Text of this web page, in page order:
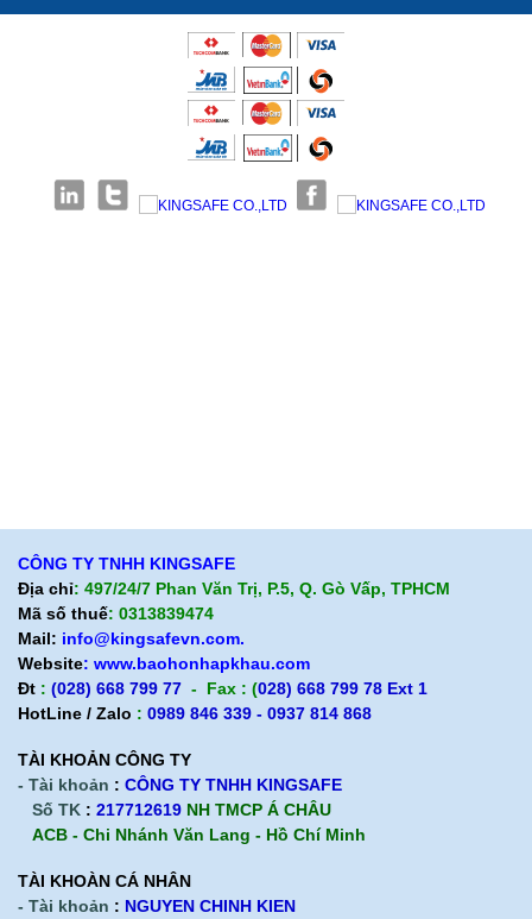
CÔNG TY TNHH KINGSAFE
Địa chỉ: 497/24/7 Phan Văn Trị, P.5, Q. Gò Vấp, TPHCM
Mã số thuế: 0313839474
Mail: info@kingsafevn.com.
Website: www.baohonhapkhau.com
Đt : (028) 668 799 77 - Fax : (028) 668 799 78 Ext 1
HotLine / Zalo : 0989 846 339 - 0937 814 868
TÀI KHOẢN CÔNG TY
- Tài khoản : CÔNG TY TNHH KINGSAFE
Số TK : 217712619 NH TMCP Á CHÂU
ACB - Chi Nhánh Văn Lang - Hồ Chí Minh
TÀI KHOÀN CÁ NHÂN
- Tài khoản : NGUYEN CHINH KIEN